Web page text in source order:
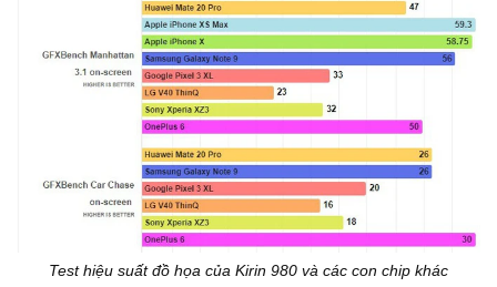
Test hiệu suất đồ họa của Kirin 980 và các con chip khác